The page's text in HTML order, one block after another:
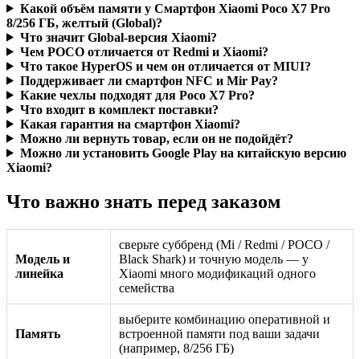
Какой объём памяти у Смартфон Xiaomi Poco X7 Pro
8/256 ГБ, желтый (Global)?
Что значит Global-версия Xiaomi?
Чем POCO отличается от Redmi и Xiaomi?
Что такое HyperOS и чем он отличается от MIUI?
Поддерживает ли смартфон NFC и Mir Pay?
Какие чехлы подходят для Poco X7 Pro?
Что входит в комплект поставки?
Какая гарантия на смартфон Xiaomi?
Можно ли вернуть товар, если он не подойдёт?
Можно ли установить Google Play на китайскую версию
Xiaomi?
Что важно знать перед заказом
Модель и
линейка
сверьте суббренд (Mi / Redmi / POCO /
Black Shark) и точную модель — у
Xiaomi много модификаций одного
семейства
Память
выберите комбинацию оперативной и
встроенной памяти под ваши задачи
(например, 8/256 ГБ)